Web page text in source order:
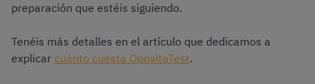
preparación que estéis siguiendo.
Tenéis más detalles en el artículo que dedicamos a
explicar cuánto cuesta OpositaTest.